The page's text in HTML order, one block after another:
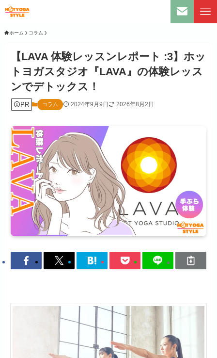
ホーム コラム
【LAVA 体験レッスンレポート :3】ホッ
トヨガスタジオ『LAVA』の体験レッス
ンでデトックス！
PR コラム 2024年9月9日 2026年8月2日